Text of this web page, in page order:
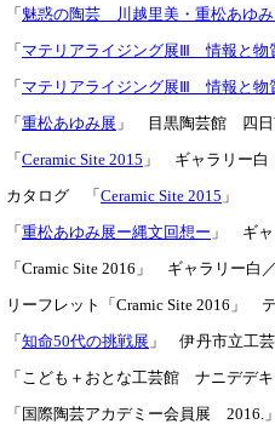
「 魅惑の陶芸 川越里美・重松あゆ
「 マテリアライジング展Ⅲ 情報と物
「 マテリアライジング展Ⅲ 情報と物
「 重松あゆみ展 」 目黒陶芸館 四日
「 Ceramic Site 2015 」 ギャラリー
カタログ 「 Ceramic Site 2015 」
「 重松あゆみ展ー縄文回想ー 」 ギ
「Cramic Site 2016」 ギャラリー
リーフレット「Cramic Site 2016」
「 知命50代の挑戦展 」 伊丹市立工
「こども＋おとな工芸館 ナニデデ
「国際陶芸アカデミー会員展